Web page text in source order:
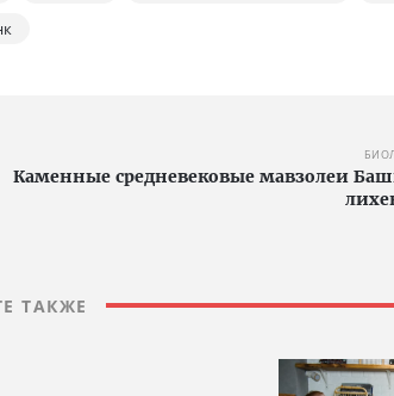
Каменные средневековые мавзолеи
ТАКЖЕ